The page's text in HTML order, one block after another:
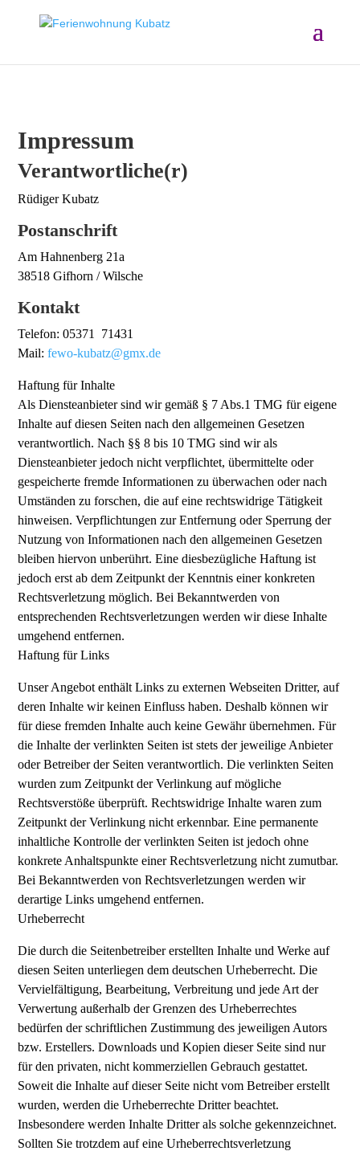
Impressum
Verantwortliche(r)
Rüdiger Kubatz
Postanschrift
Am Hahnenberg 21a
38518 Gifhorn / Wilsche
Kontakt
Telefon: 05371 71431
Mail:fewo-kubatz@gmx.de
Haftung für Inhalte
Als Diensteanbieter sind wir gemäß § 7 Abs.1 TMG für eigene
Inhalte auf diesen Seiten nach den allgemeinen Gesetzen
verantwortlich. Nach §§ 8 bis 10 TMG sind wir als
Diensteanbieter jedoch nicht verpflichtet, übermittelte oder
gespeicherte fremde Informationen zu überwachen oder nach
Umständen zu forschen, die auf eine rechtswidrige Tätigkeit
hinweisen. Verpflichtungen zur Entfernung oder Sperrung der
Nutzung von Informationen nach den allgemeinen Gesetzen
bleiben hiervon unberührt. Eine diesbezügliche Haftung ist
jedoch erst ab dem Zeitpunkt der Kenntnis einer konkreten
Rechtsverletzung möglich. Bei Bekanntwerden von
entsprechenden Rechtsverletzungen werden wir diese Inhalte
umgehend entfernen.
Haftung für Links
Unser Angebot enthält Links zu externen Webseiten Dritter, auf
deren Inhalte wir keinen Einfluss haben. Deshalb können wir
für diese fremden Inhalte auch keine Gewähr übernehmen. Für
die Inhalte der verlinkten Seiten ist stets der jeweilige Anbieter
oder Betreiber der Seiten verantwortlich. Die verlinkten Seiten
wurden zum Zeitpunkt der Verlinkung auf mögliche
Rechtsverstöße überprüft. Rechtswidrige Inhalte waren zum
Zeitpunkt der Verlinkung nicht erkennbar. Eine permanente
inhaltliche Kontrolle der verlinkten Seiten ist jedoch ohne
konkrete Anhaltspunkte einer Rechtsverletzung nicht zumutbar.
Bei Bekanntwerden von Rechtsverletzungen werden wir
derartige Links umgehend entfernen.
Urheberrecht
Die durch die Seitenbetreiber erstellten Inhalte und Werke auf
diesen Seiten unterliegen dem deutschen Urheberrecht. Die
Vervielfältigung, Bearbeitung, Verbreitung und jede Art der
Verwertung außerhalb der Grenzen des Urheberrechtes
bedürfen der schriftlichen Zustimmung des jeweiligen Autors
bzw. Erstellers. Downloads und Kopien dieser Seite sind nur
für den privaten, nicht kommerziellen Gebrauch gestattet.
Soweit die Inhalte auf dieser Seite nicht vom Betreiber erstellt
wurden, werden die Urheberrechte Dritter beachtet.
Insbesondere werden Inhalte Dritter als solche gekennzeichnet.
Sollten Sie trotzdem auf eine Urheberrechtsverletzung